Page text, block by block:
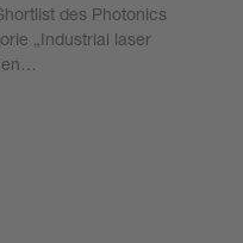
des Photonics
„Industrial laser